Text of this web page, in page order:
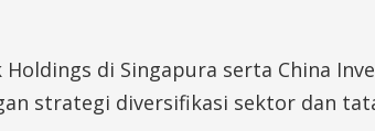
di Singapura serta China
strategi diversifikasi sektor dan